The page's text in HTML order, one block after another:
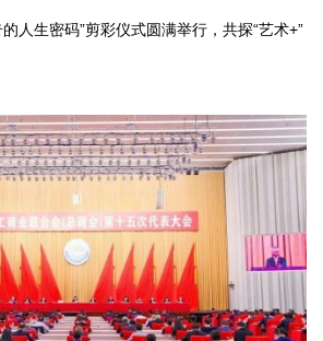
的人生密码”剪彩仪式圆满举行，共探“艺术+”